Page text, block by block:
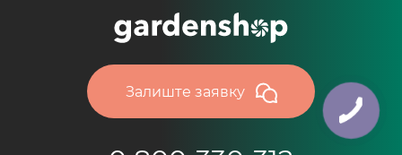
Залиште заявку